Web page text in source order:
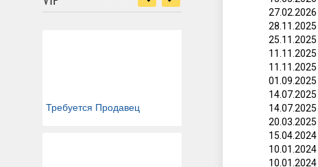
Требуется Продавец
27.02.2026
28.11.2025
25.11.2025
11.11.2025
11.11.2025
01.09.2025
14.07.2025
14.07.2025
20.03.2025
15.04.2024
10.01.2024
10.01.2024